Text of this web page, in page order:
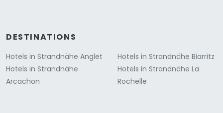
DESTINATIONS
Hotels in Strandnähe Anglet
Hotels in Strandnähe
Arcachon
Hotels in Strandnähe Biarritz
Hotels in Strandnähe La
Rochelle